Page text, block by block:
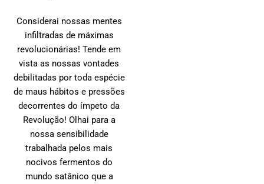
Considerai nossas mentes
infiltradas de máximas
revolucionárias! Tende em
vista as nossas vontades
debilitadas por toda espécie
de maus hábitos e pressões
decorrentes do ímpeto da
Revolução! Olhai para a
nossa sensibilidade
trabalhada pelos mais
nocivos fermentos do
mundo satânico que a